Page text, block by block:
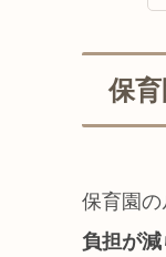
保
保育園の
負担が減